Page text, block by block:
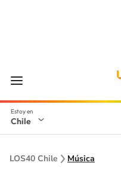
Chile
LOS40 Chile Música